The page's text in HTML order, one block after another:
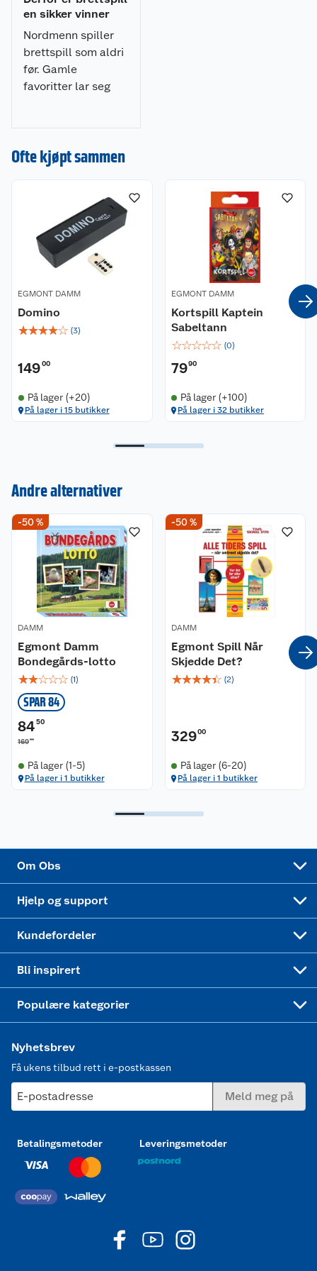
en sikker vinner
Nordmenn spiller
brettspill som aldri
før. Gamle
favoritter lar seg
Nyheter og fakta
Ofte kjøpt sammen
EGMONT DAMM
Domino
☆☆☆☆☆ (3)
14900
På lager (+20)
På lager i 15 butikker
EGMONT DAMM
Kortspill Kaptein
Sabeltann
☆☆☆☆☆ (0)
7990
På lager (+100)
På lager i 32 butikker
Andre alternativer
-50 %
DAMM
Egmont Damm
Bondegårds-lotto
☆☆☆☆☆ (1)
SPAR 84
8450
16900
På lager (1-5)
På lager i 1 butikker
-50 %
DAMM
Egmont Spill Når
Skjedde Det?
☆☆☆☆☆ (2)
32900
På lager (6-20)
På lager i 1 butikker
Om Obs
Om oss
Nyheter
Våre butikker
Våre merkevarer
Coop kjeder
Ledige stillinger
Bærekraft
Samvirkelag
Hjelp og support
Kontakt oss
Angre- og returrett
Reklamasjon og garanti
Ofte stilte spørsmål
Betalingsalternativer
Leveringsalternativer
Pakkesporing
Kjøpsvilkår
Kundefordeler
Åpent kjøp
Coop medlem
Klikk og hent
Bli inspirert
Festdrakter til hele familien
Populære kategorier
Hagemøbler og utemøbler
Nyhetsbrev
Få ukens tilbud rett i e-postkassen
E-postadresse Meld meg på
Betalingsmetoder Leveringsmetoder